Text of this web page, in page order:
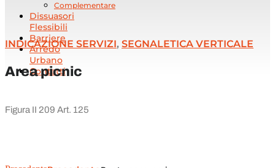
Complementare
Dissuasori
Flessibili
Barriere
Arredo
Urbano
Contatti
INDICAZIONE SERVIZI, SEGNALETICA VERTICALE
Area picnic
Figura II 209 Art. 125